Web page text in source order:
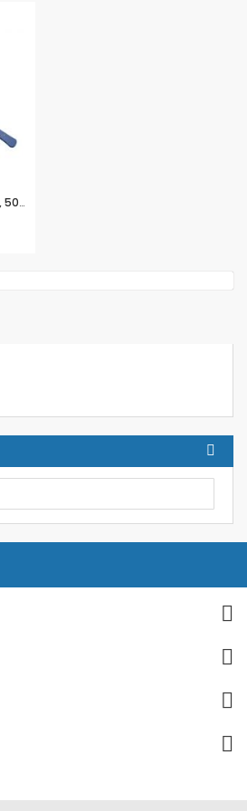
Schnittfänger, Edelstahl, 50mm